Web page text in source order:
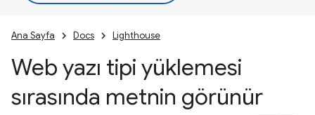
Ana Sayfa Docs Lighthouse
Web yazı tipi yüklemesi
sırasında metnin görünür